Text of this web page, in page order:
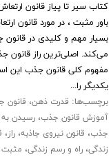
کتاب سیر تا پیاز قانون
باور مثبت ، در مورد قانون
بسیار مهم و کلیدی در
می‌کند. اصلی‌ترین راز قانون
مفهوم کلی قانون جذب این
یکدیگر را...
برچسب‌ها: قدرت ذهن، قانون
آموزش قانون جذب،رسیدن
جذب، قانون نیروی جاذبه،راز،
زندگی،راه و رسم زندگی، مثبت